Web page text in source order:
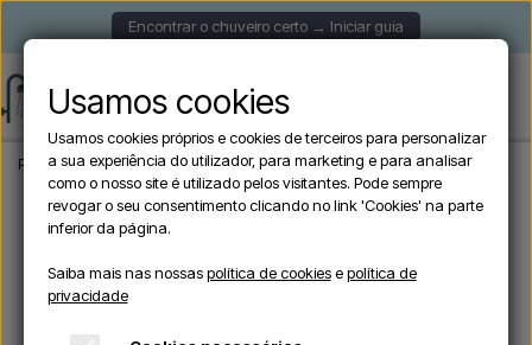
Encontrar o chuveiro certo → Iniciar guia
Página inicial Chuveiros de jardim Chuveiros exteriores de parede
Usamos cookies
Usamos cookies próprios e cookies de terceiros para personalizar
a sua experiência do utilizador, para marketing e para analisar
como o nosso site é utilizado pelos visitantes. Pode sempre
revogar o seu consentimento clicando no link 'Cookies' na parte
inferior da página.
Saiba mais nas nossaspolítica de cookiesepolítica de
privacidade